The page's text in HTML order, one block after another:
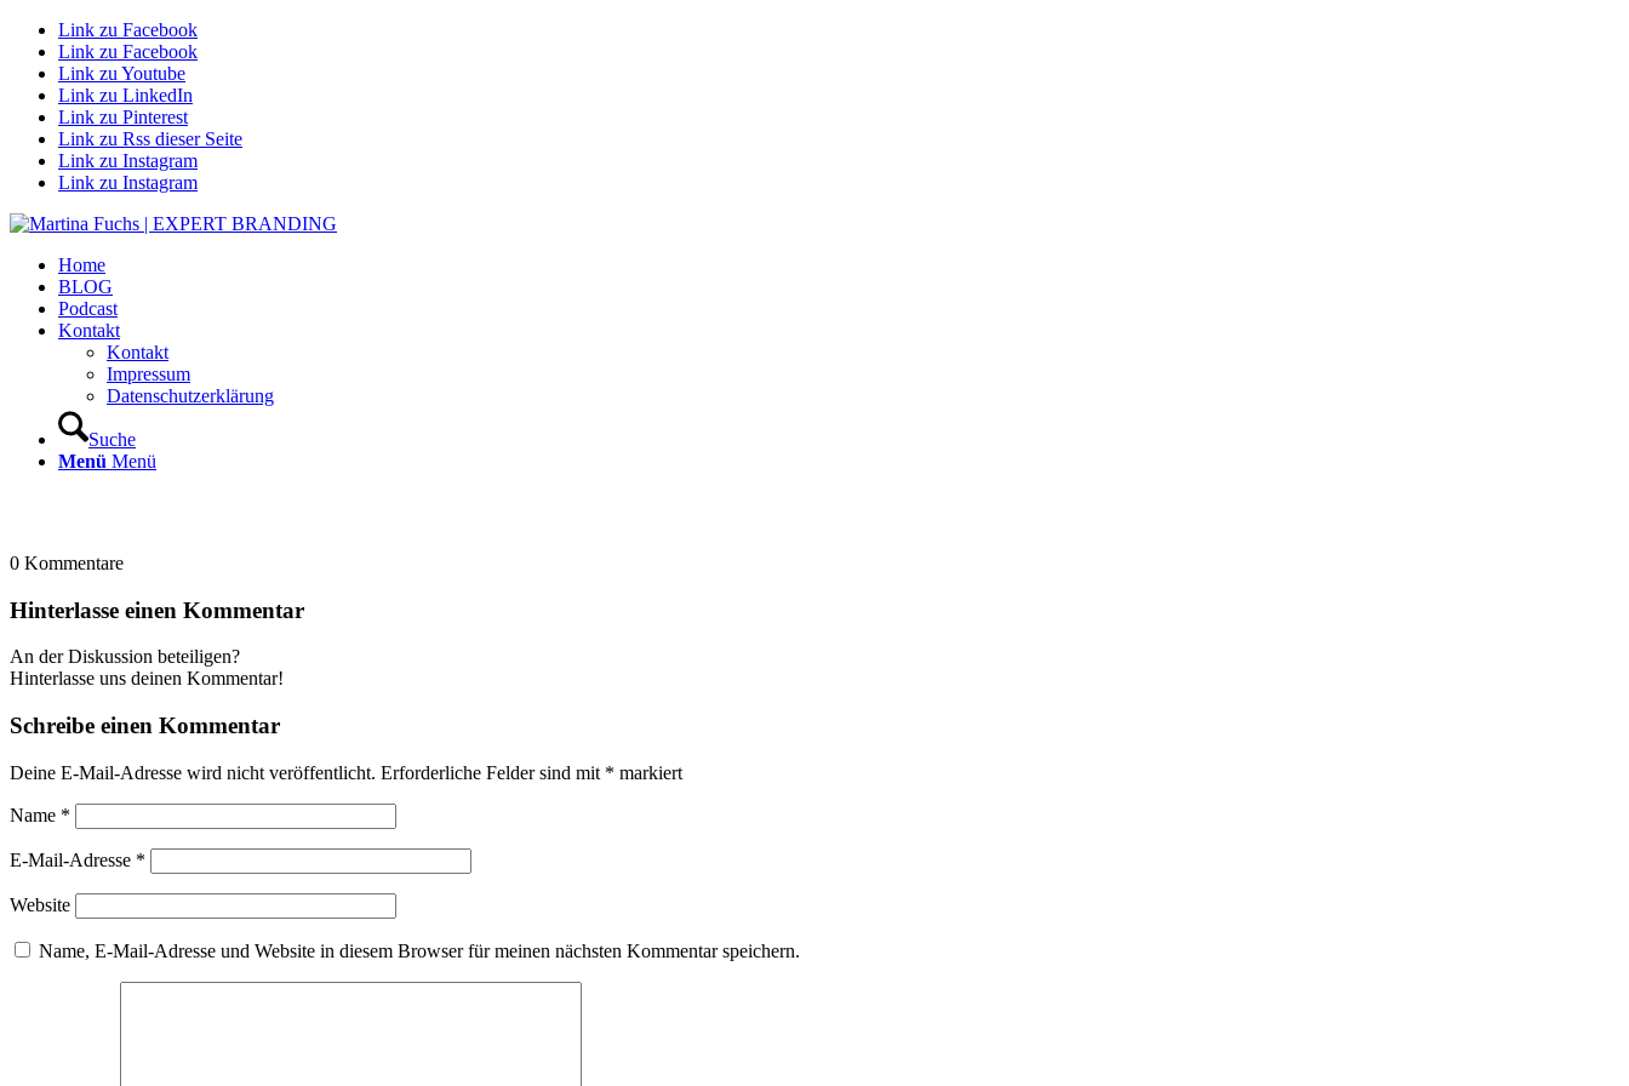
Link zu Facebook
Link zu Facebook
Link zu Youtube
Link zu LinkedIn
Link zu Pinterest
Link zu Rss dieser Seite
Link zu Instagram
Link zu Instagram
Home
BLOG
Podcast
Kontakt
Kontakt
Impressum
Datenschutzerklärung
Suche
Menü Menü
0 Kommentare
Hinterlasse einen Kommentar
An der Diskussion beteiligen?
Hinterlasse uns deinen Kommentar!
Schreibe einen Kommentar
Deine E-Mail-Adresse wird nicht veröffentlicht. Erforderliche Felder sind mit * markiert
Name *
E-Mail-Adresse *
Website
Name, E-Mail-Adresse und Website in diesem Browser für meinen nächsten Kommentar speichern.